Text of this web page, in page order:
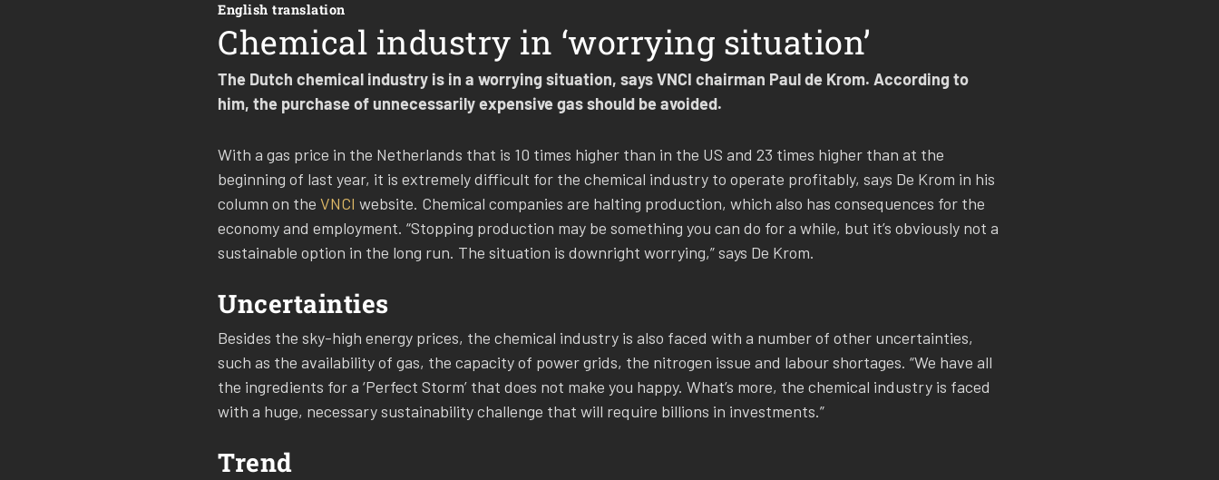
English translation
Chemical industry in ‘worrying situation’
The Dutch chemical industry is in a worrying situation, says VNCI chairman Paul de Krom. According to
him, the purchase of unnecessarily expensive gas should be avoided.
With a gas price in the Netherlands that is 10 times higher than in the US and 23 times higher than at the
beginning of last year, it is extremely difficult for the chemical industry to operate profitably, says De Krom in his
column on the VNCI website. Chemical companies are halting production, which also has consequences for the
economy and employment. “Stopping production may be something you can do for a while, but it’s obviously not a
sustainable option in the long run. The situation is downright worrying,” says De Krom.
Uncertainties
Besides the sky-high energy prices, the chemical industry is also faced with a number of other uncertainties,
such as the availability of gas, the capacity of power grids, the nitrogen issue and labour shortages. “We have all
the ingredients for a ‘Perfect Storm’ that does not make you happy. What’s more, the chemical industry is faced
with a huge, necessary sustainability challenge that will require billions in investments.”
Trend